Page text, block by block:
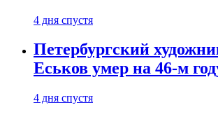
4 дня спустя
Петербургский
Еськов умер на 46-м
4 дня спустя